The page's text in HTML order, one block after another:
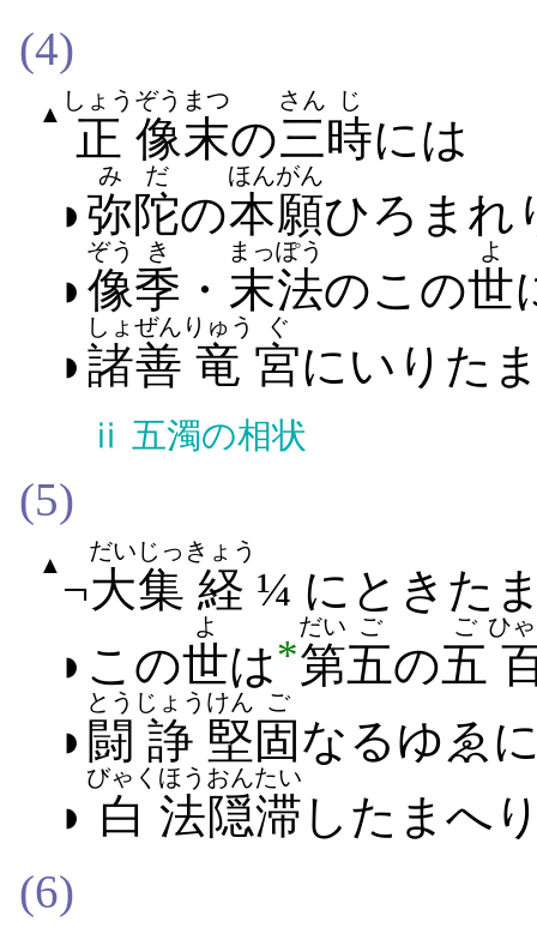
(4)
▲ 正
しょう
像
ぞう
末
まつ
の三
さん
時
じ
には
◗ 弥陀
みだ
の本願
ほんがん
ひろまれ​
◗ 像
ぞう
季
き
・ 末法
まっぽう
の​この世
よ
◗ 諸善
しょぜん
竜
りゅう
宮
ぐ
に​いり​た
ⅱ 五濁の相状
(5)
▲ ¬大集
だいじっ
経
きょう
¼ に​とき​た
◗この世
よ
は*第
だい
五
ご
の五
ご ひ
◗ 闘
とう
諍
じょう
堅
けん
固
ご
なる​ゆゑ
◗ 白
びゃく
法
ほう
隠滞
おんたい
し​たまへ​
(6)